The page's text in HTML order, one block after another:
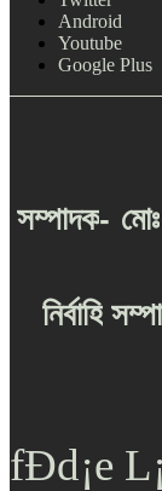
Android
Youtube
Google Plus
সম্পাদক- মোঃ
নির্বাহি
fÐd¡e